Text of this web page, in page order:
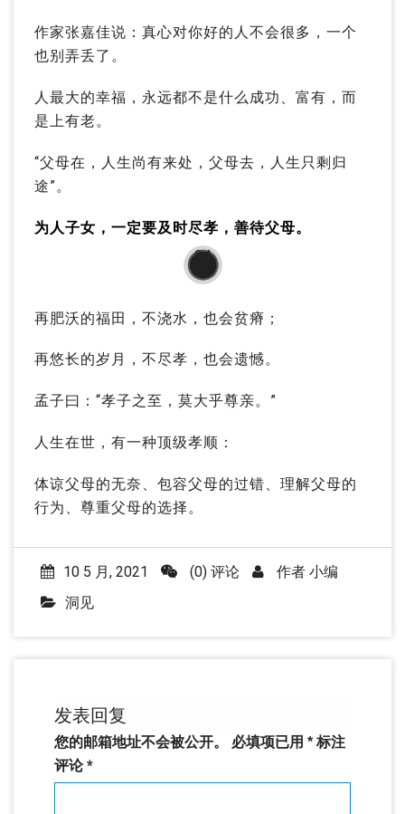
作家张嘉佳说：真心对你好的人不会很多，一个
也别弄丢了。
人最大的幸福，永远都不是什么成功、富有，而
是上有老。
“父母在，人生尚有来处，父母去，人生只剩归
途”。
为人子女，一定要及时尽孝，善待父母。
04
再肥沃的福田，不浇水，也会贫瘠；
再悠长的岁月，不尽孝，也会遗憾。
孟子曰：“孝子之至，莫大乎尊亲。”
人生在世，有一种顶级孝顺：
体谅父母的无奈、包容父母的过错、理解父母的
行为、尊重父母的选择。
10 5 月, 2021 (0) 评论 作者 小编
洞见
发表回复
您的邮箱地址不会被公开。 必填项已用 * 标注
评论*